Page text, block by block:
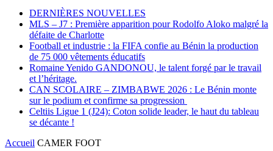
DERNIÈRES NOUVELLES
MLS – J7 : Première apparition pour Rodolfo Aloko malgré la
défaite de Charlotte
Football et industrie : la FIFA confie au Bénin la production
de 75 000 vêtements éducatifs
Romaine Yenido GANDONOU, le talent forgé par le travail
et l’héritage.
CAN SCOLAIRE – ZIMBABWE 2026 : Le Bénin monte
sur le podium et confirme sa progression
Celtiis Ligue 1 (J24): Coton solide leader, le haut du tableau
se décante !
Accueil CAMER FOOT